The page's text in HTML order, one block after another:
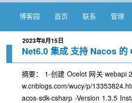
博客园 首页 联系 管理
2023年8月15日
Net6.0 集成 支持 Nacos 的
摘要： 1-创建 Ocelot 网关 webapi
w.cnblogs.com/wucy/p/
acos-sdk-csharp -Version 1.3.5